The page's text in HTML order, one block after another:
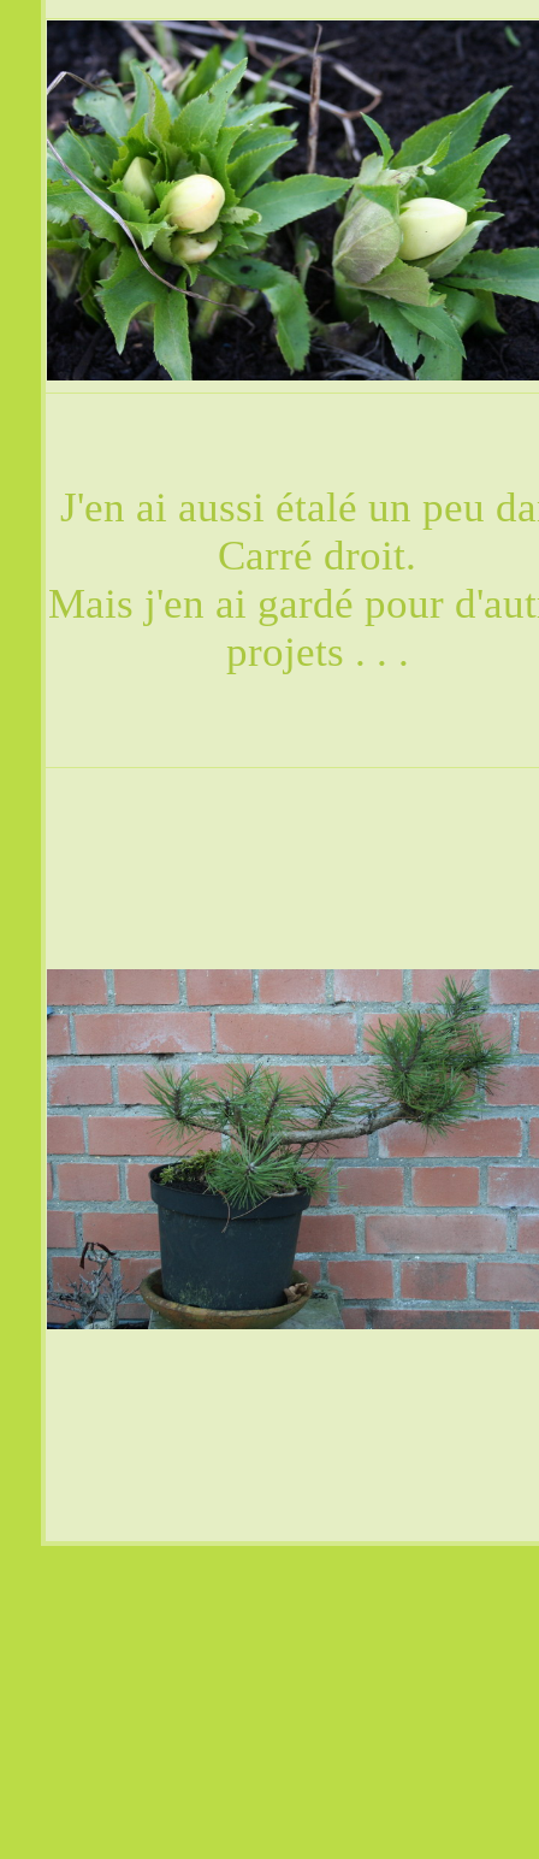
J'en ai aussi étalé un peu
Carré droit.
Mais j'en ai gardé pour
projets . . .